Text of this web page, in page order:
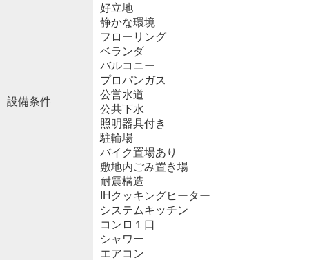
設備条件
好立地
静かな環境
フローリング
ベランダ
バルコニー
プロパンガス
公営水道
公共下水
照明器具付き
駐輪場
バイク置場あり
敷地内ごみ置き場
耐震構造
IHクッキングヒーター
システムキッチン
コンロ１口
シャワー
エアコン